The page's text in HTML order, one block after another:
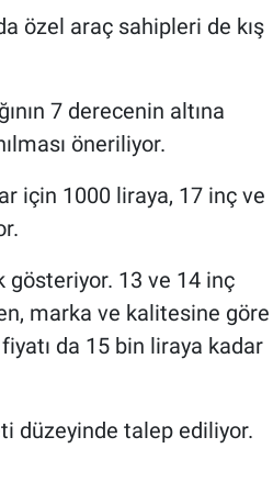
özel araç sahipleri de kış
7 derecenin altına
öneriliyor.
için 1000 liraya, 17 inç ve
gösteriyor. 13 ve 14 inç
marka ve kalitesine göre
da 15 bin liraya kadar
düzeyinde talep ediliyor.